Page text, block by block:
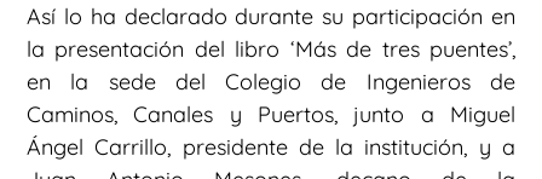
Así lo ha declarado durante su participación en
la presentación del libro ‘Más de tres puentes’,
en la sede del Colegio de Ingenieros de
Caminos, Canales y Puertos, junto a Miguel
Ángel Carrillo, presidente de la institución, y a